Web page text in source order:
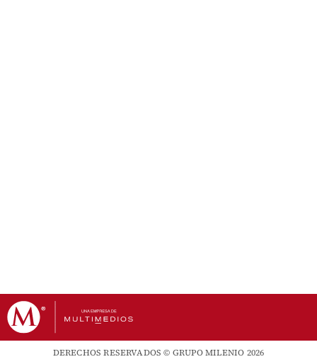
DERECHOS RESERVADOS © GRUPO MILENIO 2026